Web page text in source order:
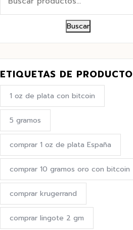
Buscar
ETIQUETAS DE PRODUCTO
1 oz de plata con bitcoin
5 gramos
comprar 1 oz de plata España
comprar 10 gramos oro con bitcoin
comprar krugerrand
comprar lingote 2 gm